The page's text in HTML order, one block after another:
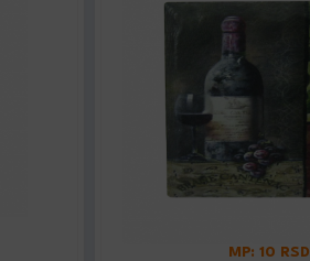
MP: 10 RSD